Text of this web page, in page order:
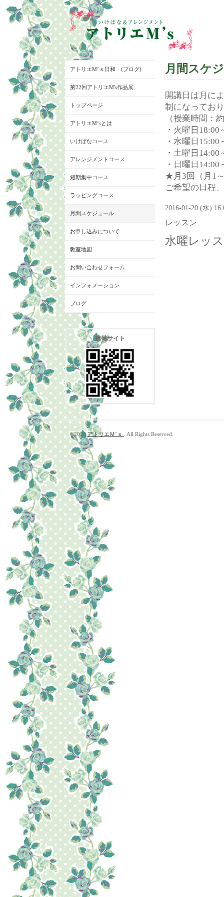
月間スケ
開講日は月に
制になってお
（授業時間：
・火曜日18:00
・水曜日15:00
・土曜日14:00
・日曜日14:00
★月3回（月1
ご希望の日程
2016-01-20 (水)
レッスン
水曜レッ
アトリエM’ｓ日和 (ブログ)
第22回アトリエM's作品展
トップページ
アトリエM‘sとは
いけばなコース
アレンジメントコース
短期集中コース
ラッピングコース
月間スケジュール
お申し込みについて
教室地図
お問い合わせフォーム
インフォメーション
ブログ
携帯サイト
©2026アトリエＭ’ｓ . All Rights Reserved.